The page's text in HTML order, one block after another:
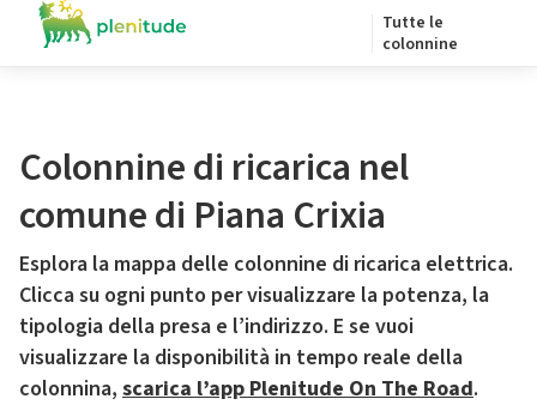
Tutte le
colonnine
Colonnine di ricarica nel
comune di Piana Crixia
Esplora la mappa delle colonnine di ricarica elettrica.
Clicca su ogni punto per visualizzare la potenza, la
tipologia della presa e l’indirizzo. E se vuoi
visualizzare la disponibilità in tempo reale della
colonnina, scarica l’app Plenitude On The Road.